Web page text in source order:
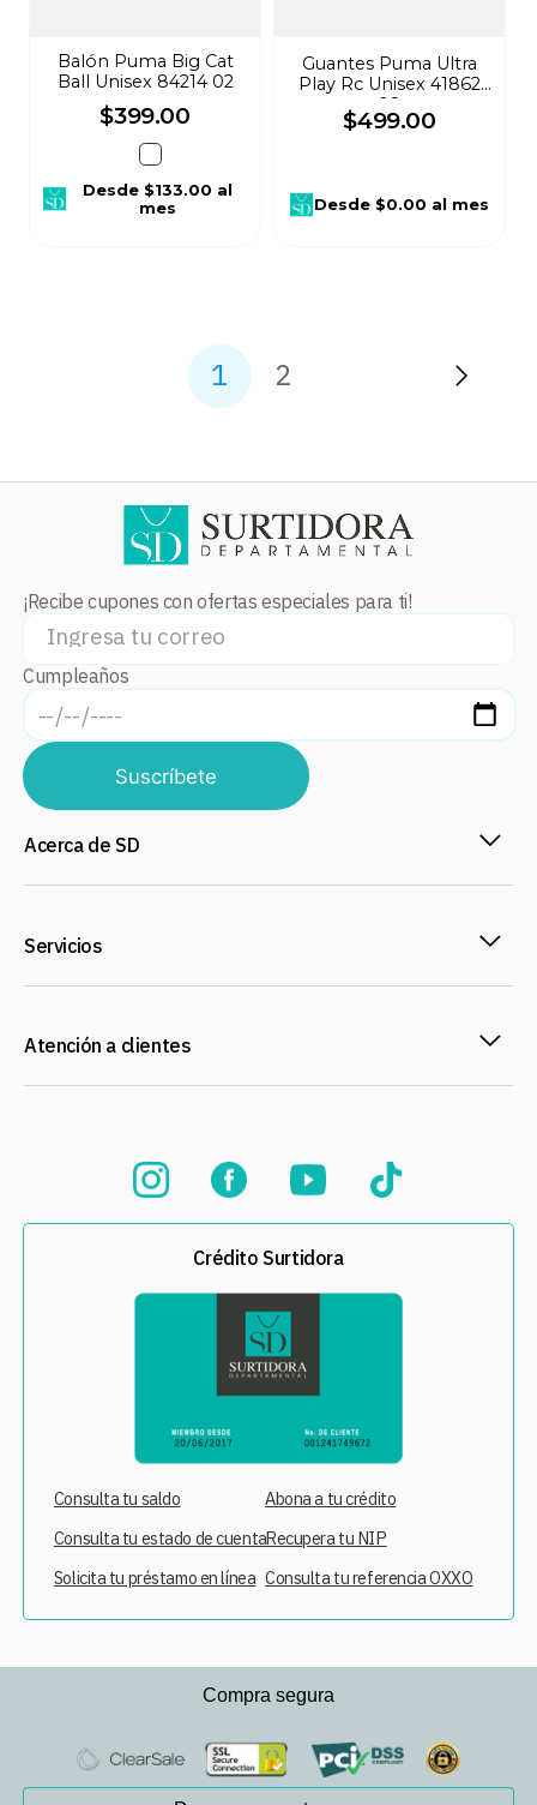
Balón Puma Big Cat
Ball Unisex 84214 02
$399.00
Desde $133.00 al
mes
Guantes Puma Ultra
Play Rc Unisex 41862
08
$499.00
Desde $0.00 al mes
1 2
¡Recibe cupones con ofertas especiales para ti!
Cumpleaños
Suscríbete
Acerca de SD
Servicios
Atención a clientes
Crédito Surtidora
Consulta tu saldo
Consulta tu estado de cuenta
Solicita tu préstamo en línea
Abona a tu crédito
Recupera tu NIP
Consulta tu referencia OXXO
Compra segura